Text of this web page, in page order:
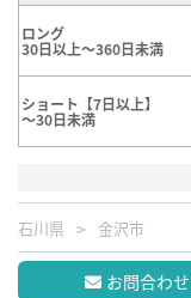
ロング
30日以上～360日未満
ショート【7日以上】
～30日未満
石川県 金沢市
お問合わせ